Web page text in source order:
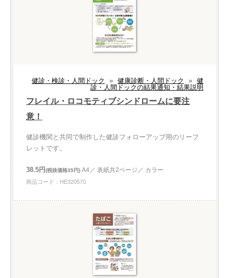
健診・検診・人間ドック » 健康診断・人間ドック » 健
診・人間ドックの結果通知・結果説明
フレイル・ロコモティブシンドロームに要注
意！
健診機関と共同で制作した健診フォローアップ用のリーフ
レットです。
38.5円(税抜価格35円) A4／ 表紙共2ページ／ カラー
商品コード：HE320570